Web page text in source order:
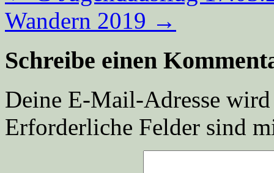
Wandern 2019 →
Schreibe einen
Deine E-Mail-Adresse
Erforderliche Felder sind